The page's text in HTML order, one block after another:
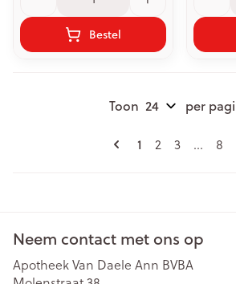
Bestel
Pagina's
U lees
1 Pagina
2 Pagina
3 ... 8
Toon per
Neem contact met ons op
Apotheek Van Daele Ann BVBA